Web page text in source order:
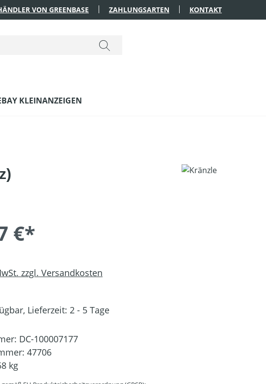
VON GREENBASE ZAHLUNGSARTEN KONTAKT
KLEINANZEIGEN
€*
zzgl. Versandkosten
Lieferzeit: 2 - 5 Tage
DC-100007177
47706
kg